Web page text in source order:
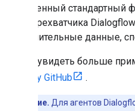
собственный
веб-перехватчика
дополнительные данные,
Чтобы увидеть больше
проекту GitHub
.
Примечание. Для агентов